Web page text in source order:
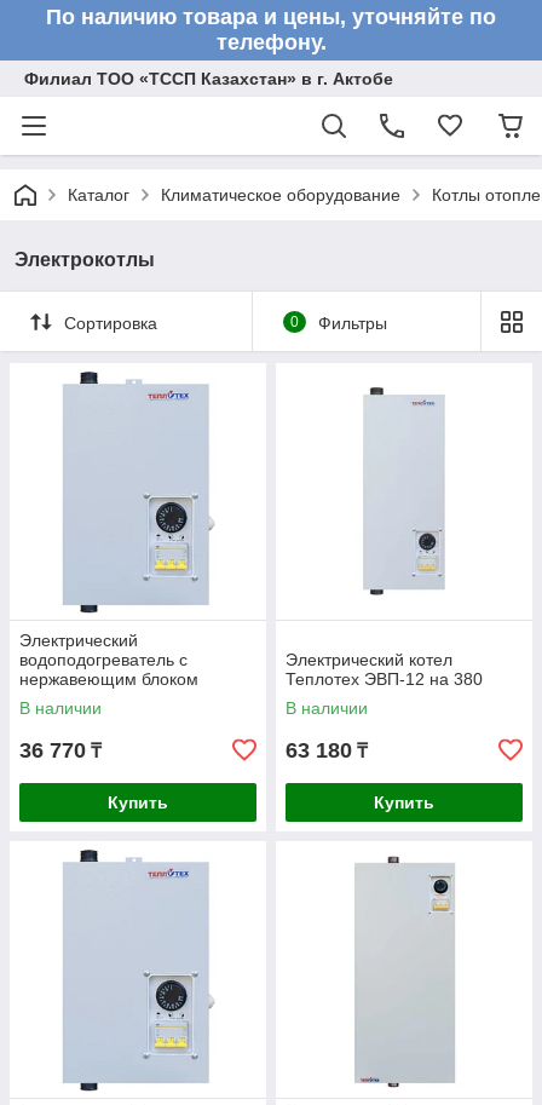
По наличию товара и цены, уточняйте по
телефону.
Филиал ТОО «ТССП Казахстан» в г. Актобе
Каталог Климатическое оборудование Котлы
Электрокотлы
Сортировка 0 Фильтры
Электрический
водоподогреватель с
нержавеющим блоком
нагревателей Теплотех 220В
ЭВП-3Н
В наличии
36 770 ₸
Купить
Электрический котел
Теплотех ЭВП-12 на 380
В наличии
63 180 ₸
Купить